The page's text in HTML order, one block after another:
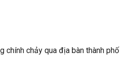
chính chảy qua địa bàn thành phố